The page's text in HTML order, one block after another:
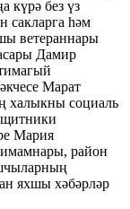
күрә без үз
сакларга һәм
ветераннары
Дамир
Марат
халыкны социаль
Мария
район
яхшы хәбәрләр